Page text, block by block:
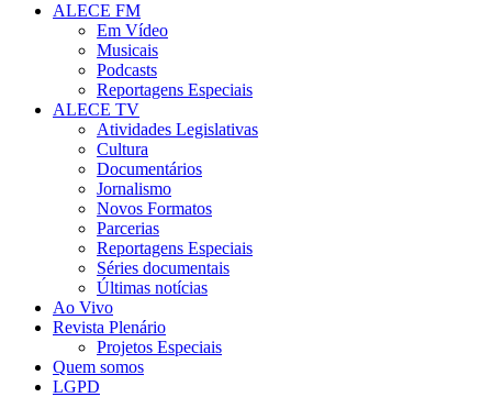
ALECE FM
Em Vídeo
Musicais
Podcasts
Reportagens Especiais
ALECE TV
Atividades Legislativas
Cultura
Documentários
Jornalismo
Novos Formatos
Parcerias
Reportagens Especiais
Séries documentais
Últimas notícias
Ao Vivo
Revista Plenário
Projetos Especiais
Quem somos
LGPD